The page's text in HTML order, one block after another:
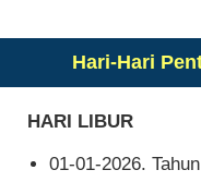
Hari-Hari
HARI LIBUR
01-01-2026.